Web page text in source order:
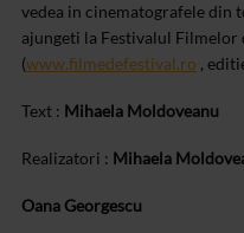
vedea in cinematografele din
ajungeti la Festivalul Filmelor
(www.filmedefestival.ro ,
Text : Mihaela Moldoveanu
Realizatori : Mihaela
Oana Georgescu